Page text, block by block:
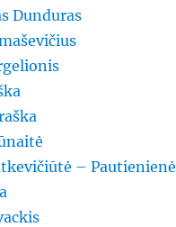
Dunduras
– Pautienienė